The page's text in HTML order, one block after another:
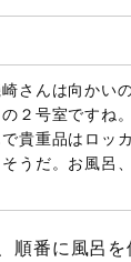
さんは向かい
２号室ですね
貴重品はロッ
うだ。お風呂
順番に風呂